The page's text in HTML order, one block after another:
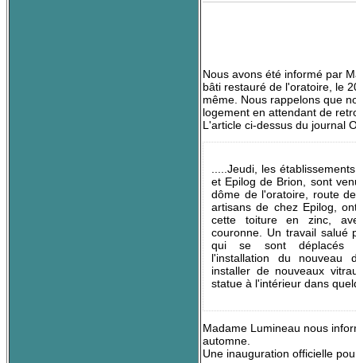
Nous avons été informé par
bâti restauré de l'oratoire, le
même. Nous rappelons que
logement en attendant de
L'article ci-dessus du journal
.....Jeudi, les
et Epilog de Brion, sont
dôme de l'oratoire, route
artisans de chez Epilog,
cette toiture en zinc,
couronne. Un travail salué
qui se sont déplacés
l'installation du nouveau
installer de nouveaux
statue à l'intérieur dans
Madame Lumineau nous
automne.
Une inauguration officielle